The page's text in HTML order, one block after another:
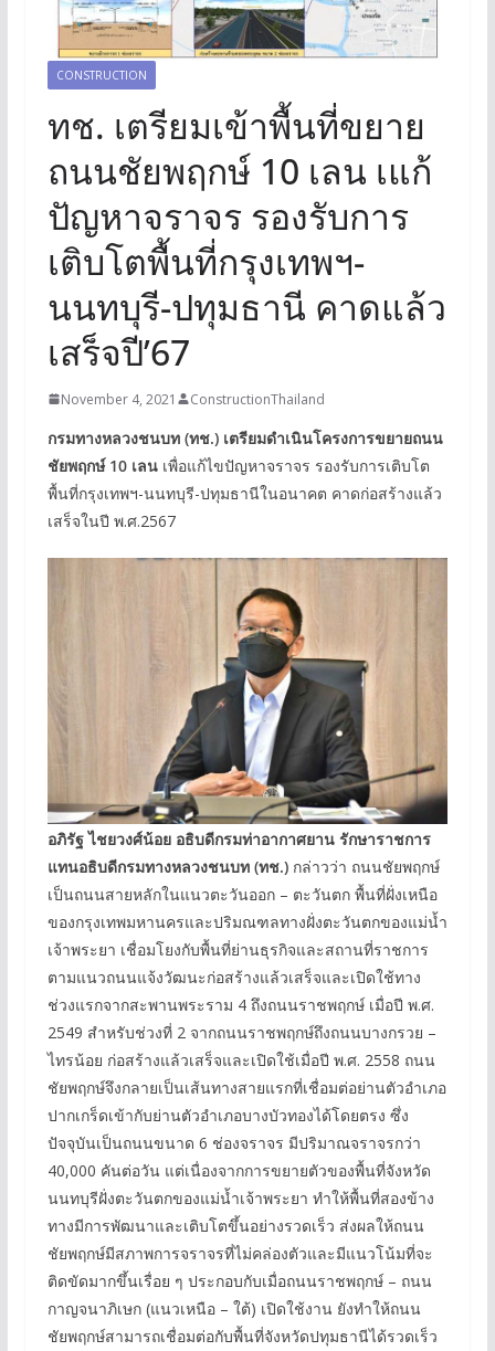
CONSTRUCTION
ทช. เตรียมเข้าพื้นที่ขยาย
ถนนชัยพฤกษ์ 10 เลน เแก้
ปัญหาจราจร รองรับการ
เติบโตพื้นที่กรุงเทพฯ-
นนทบุรี-ปทุมธานี คาดแล้ว
เสร็จปี’67
November 4, 2021 ConstructionThailand
กรมทางหลวงชนบท (ทช.) เตรียมดำเนินโครงการขยายถนน
ชัยพฤกษ์ 10 เลนเพื่อแก้ไขปัญหาจราจร รองรับการเติบโต
พื้นที่กรุงเทพฯ-นนทบุรี-ปทุมธานีในอนาคต คาดก่อสร้างแล้ว
เสร็จในปี พ.ศ.2567
อภิรัฐ ไชยวงศ์น้อย อธิบดีกรมท่าอากาศยาน รักษาราชการ
แทนอธิบดีกรมทางหลวงชนบท (ทช.)กล่าวว่า ถนนชัยพฤกษ์
เป็นถนนสายหลักในแนวตะวันออก – ตะวันตก พื้นที่ฝั่งเหนือ
ของกรุงเทพมหานครและปริมณฑลทางฝั่งตะวันตกของแม่น้ำ
เจ้าพระยา เชื่อมโยงกับพื้นที่ย่านธุรกิจและสถานที่ราชการ
ตามแนวถนนแจ้งวัฒนะก่อสร้างแล้วเสร็จและเปิดใช้ทาง
ช่วงแรกจากสะพานพระราม 4 ถึงถนนราชพฤกษ์ เมื่อปี พ.ศ.
2549 สำหรับช่วงที่ 2 จากถนนราชพฤกษ์ถึงถนนบางกรวย –
ไทรน้อย ก่อสร้างแล้วเสร็จและเปิดใช้เมื่อปี พ.ศ. 2558 ถนน
ชัยพฤกษ์จึงกลายเป็นเส้นทางสายแรกที่เชื่อมต่อย่านตัวอำเภอ
ปากเกร็ดเข้ากับย่านตัวอำเภอบางบัวทองได้โดยตรง ซึ่ง
ปัจจุบันเป็นถนนขนาด 6 ช่องจราจร มีปริมาณจราจรกว่า
40,000 คันต่อวัน แต่เนื่องจากการขยายตัวของพื้นที่จังหวัด
นนทบุรีฝั่งตะวันตกของแม่น้ำเจ้าพระยา ทำให้พื้นที่สองข้าง
ทางมีการพัฒนาและเติบโตขึ้นอย่างรวดเร็ว ส่งผลให้ถนน
ชัยพฤกษ์มีสภาพการจราจรที่ไม่คล่องตัวและมีแนวโน้มที่จะ
ติดขัดมากขึ้นเรื่อย ๆ ประกอบกับเมื่อถนนราชพฤกษ์ – ถนน
กาญจนาภิเษก (แนวเหนือ – ใต้) เปิดใช้งาน ยังทำให้ถนน
ชัยพฤกษ์สามารถเชื่อมต่อกับพื้นที่จังหวัดปทุมธานีได้รวดเร็ว